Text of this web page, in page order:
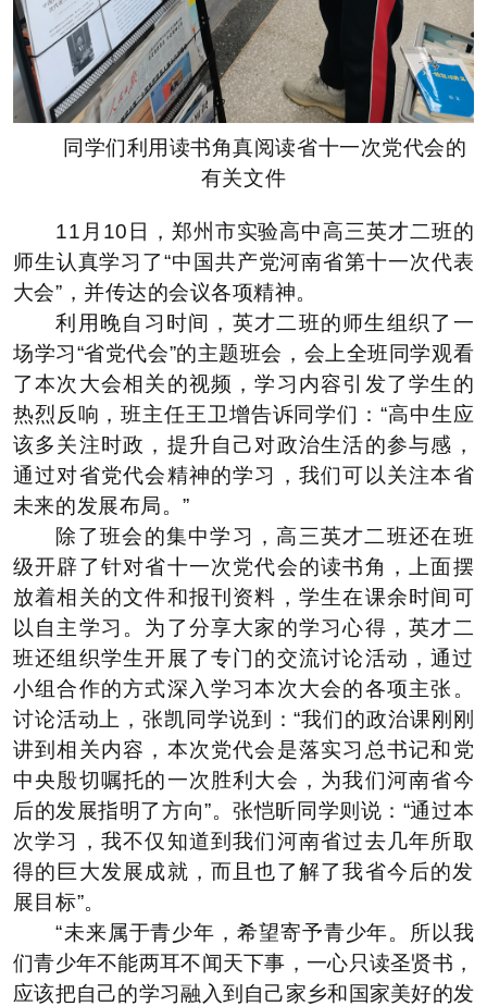
同学们利用读书角真阅读省十一次党代会的
有关文件
11月10日， 郑州市实验高中高三英才二班的
师生认真学习 了“中国共产党河南省第十一次代表
大会”，并传达的会议各项精神。
利用晚自习时间，英才二班的师生组织了一
场学习“省党代会”的主题班会，会上全班同学观看
了本次大会相关的视频，学习内容引发了学生的
热烈反响，班主任王卫增告诉同学们：“高中生应
该多关注时政，提升自己对政治生活的参与感，
通过对省党代会精神的学习，我们可以关注本省
未来的发展布局。”
除了班会的集中学习，高三英才二班还在班
级开辟了针对省十一次党代会的读书角，上面摆
放着相关的文件和报刊资料，学生在课余时间可
以自主学习。为了分享大家的学习心得，英才二
班还组织学生开展了专门的交流讨论活动 ，通过
小组合作的方式深入学习本次大会的各项主张 。
讨论活动上，张凯同学说到 ：“我们的政治课刚刚
讲到相关内容， 本次党代会是落实习总书记和党
中央殷切嘱托的一次胜利大会，为我们河南省今
后的发展指明了方向”。张恺昕同学则说 ：“通过本
次学习，我不仅知道到我们河南省过去 几年所取
得的巨大发展成就， 而且也了解了我省今后的发
展目标”。
“未来属于青少年，希望寄予青少年。所以我
们青少年不能两耳不闻天下事，一心只读圣贤书，
应该把自己的学习融入到自己家乡和国家美好的发